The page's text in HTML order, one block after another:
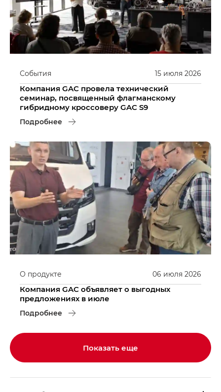
15 июля 2026
События
Компания GAC провела технический
семинар, посвященный флагманскому
гибридному кроссоверу GAC S9
Подробнее
06 июля 2026
О продукте
Компания GAC объявляет о выгодных
предложениях в июле
Подробнее
Показать еще